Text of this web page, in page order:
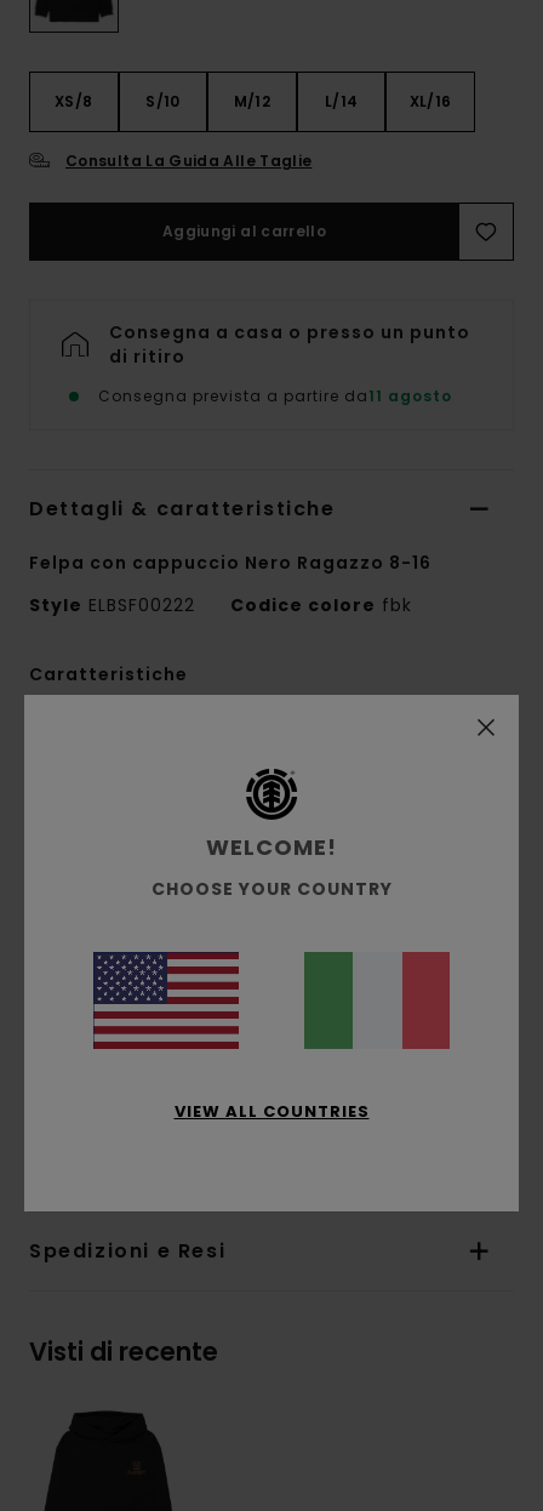
XS/8 S/10 M/12 L/14 XL/16
Consulta La Guida Alle Taglie
Aggiungi al carrello
Consegna a casa o presso un punto
di ritiro
Consegna prevista a partire da11 agosto
Dettagli & caratteristiche
Felpa con cappuccio Nero Ragazzo 8-16
Style ELBSF00222 Codice colore fbk
Caratteristiche
cotone GRS riciclato
tessuto riciclato in cotone
vestibilità regular classica e
Tasche:tascone
Cappuccio:cappuccio con fodera singola in
jersey
Stampa a base d'acqua
Composizione[Tessuto principale] 70% cotone,
Spedizioni e Resi
Visti di recente
WELCOME!
CHOOSE YOUR COUNTRY
VIEW ALL COUNTRIES